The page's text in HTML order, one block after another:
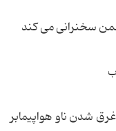
شدن ناو هواپیمابر